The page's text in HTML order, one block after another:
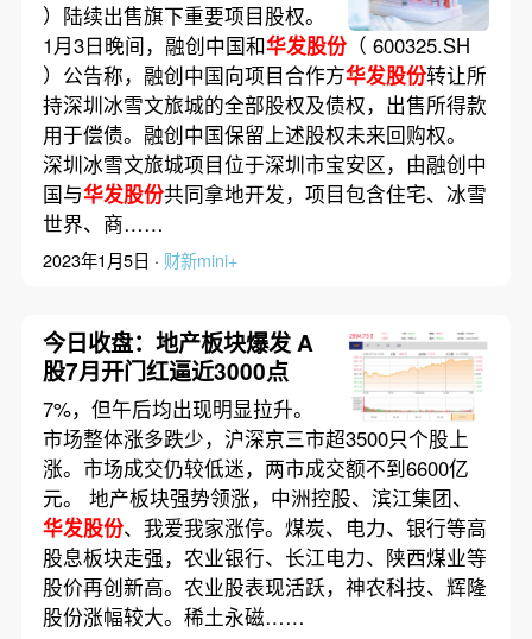
）陆续出售旗下重要项目股权。
1月3日晚间，融创中国和华发股份（ 600325.SH
）公告称，融创中国向项目合作方华发股份转让所
持深圳冰雪文旅城的全部股权及债权，出售所得款
用于偿债。融创中国保留上述股权未来回购权。
深圳冰雪文旅城项目位于深圳市宝安区，由融创中
国与华发股份共同拿地开发，项目包含住宅、冰雪
世界、商……
2023年1月5日 · 财新mini+
今日收盘：地产板块爆发 A
股7月开门红逼近3000点
7%，但午后均出现明显拉升。
市场整体涨多跌少，沪深京三市超3500只个股上
涨。市场成交仍较低迷，两市成交额不到6600亿
元。 地产板块强势领涨，中洲控股、滨江集团、
华发股份、我爱我家涨停。煤炭、电力、银行等高
股息板块走强，农业银行、长江电力、陕西煤业等
股价再创新高。农业股表现活跃，神农科技、辉隆
股份涨幅较大。稀土永磁……